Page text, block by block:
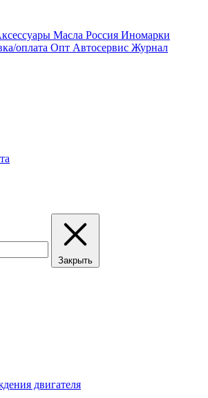
Масла Россия Иномарки
оплата Опт Автосервис Журнал
Закрыть
двигателя